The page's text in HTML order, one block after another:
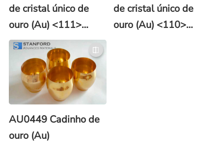
de cristal único de
ouro (Au) <111>
10x10x0,5 mm
de cristal único de
ouro (Au) <110>
AU0449 Cadinho de
ouro (Au)